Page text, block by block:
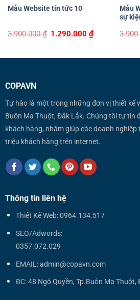
Mẫu Website tin tức 10
3.900.000₫ Original
1.290.000₫Current
Mẫu
sự
COPAVN
Tự hào là một trong những đơn vị thiết kế
Buôn Ma Thuột, Đắk Lắk. Chúng tôi tự tin
khách hàng, nhằm giúp các doanh
triệu khách hàng trên internet.
Thông tin liên hệ
Thiết Kế Web: 0964.134.517
SEO/Adwords:
0357.072.029
EMAIL: admin@copavn.com
ĐC: 48 Ngô Quyền, Tp.Buôn Ma Thuột,